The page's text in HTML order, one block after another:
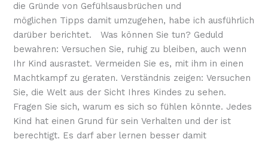
die Gründe von Gefühlsausbrüchen und
möglichen Tipps damit umzugehen, habe ich ausführlich
darüber berichtet. Was können Sie tun? Geduld
bewahren: Versuchen Sie, ruhig zu bleiben, auch wenn
Ihr Kind ausrastet. Vermeiden Sie es, mit ihm in einen
Machtkampf zu geraten. Verständnis zeigen: Versuchen
Sie, die Welt aus der Sicht Ihres Kindes zu sehen.
Fragen Sie sich, warum es sich so fühlen könnte. Jedes
Kind hat einen Grund für sein Verhalten und der ist
berechtigt. Es darf aber lernen besser damit